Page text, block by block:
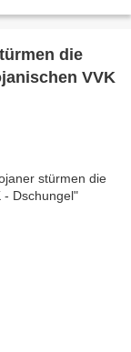
die
VVK